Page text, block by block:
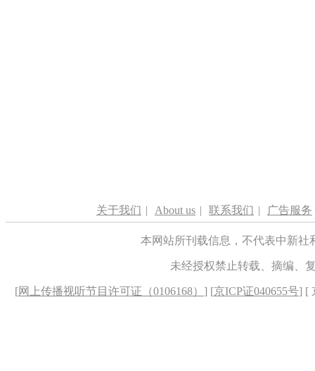
关于我们 | About us | 联系我们 | 广告服务
本网站所刊载信息，不代表中新
未经授权禁止转载、摘编、
[网上传播视听节目许可证（0106168） ] [京ICP证040655号] [